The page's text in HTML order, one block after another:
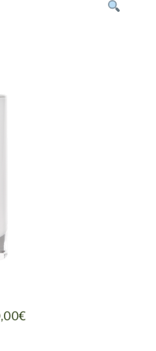
€